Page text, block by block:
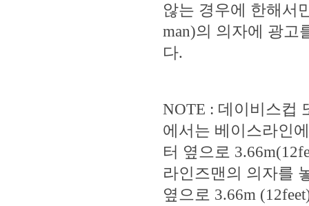
않는 경우에 한해서
man)의 의자에 광고
다.
NOTE : 데이비스컵
에서는 베이스라인
터 옆으로
라인즈맨의 의자를
옆으로 3.66m